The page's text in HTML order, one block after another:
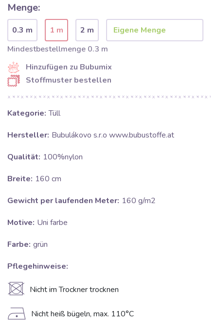
Menge:
0.3 m 1 m
2 m
Mindestbestellmenge 0.3 m
Hinzufügen zu Bubumix
Stoffmuster bestellen
Kategorie: Tüll
Hersteller: Bubulákovo s.r.o www.bubustoffe.at
Qualität: 100%nylon
Breite: 160 cm
Gewicht per laufenden Meter: 160 g/m2
Motive: Uni farbe
Farbe: grün
Pflegehinweise:
U Nicht im Trockner trocknen
D Nicht heiß bügeln, max. 110°C